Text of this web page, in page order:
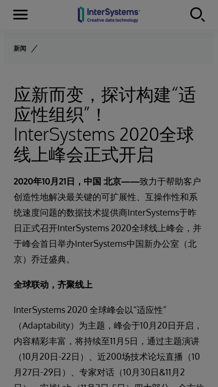
Skip to content
Menu
新闻
应新而变，探讨构建“适
应性组织”！
InterSystems 2020全球
线上峰会正式开启
2020年10月21日，中国 北京——致力于帮助客户
创造性地解决最关键的可扩展性、互操作性和系
统速度问题的数据技术提供商InterSystems于昨
日正式召开InterSystems 2020全球线上峰会，并
于峰会首日举办InterSystems中国新办公室（北
京）乔迁盛典。
全球联动，齐聚线上
InterSystems 2020 全球峰会以“适应性”
（Adaptability）为主题，峰会于10月20日开启，
内容精彩丰富，将持续至11月5日，通过主题演讲
（10月20日-22日）、近200场技术论坛直播（10
月27日-29日）、专家对话（10月30日&11月2